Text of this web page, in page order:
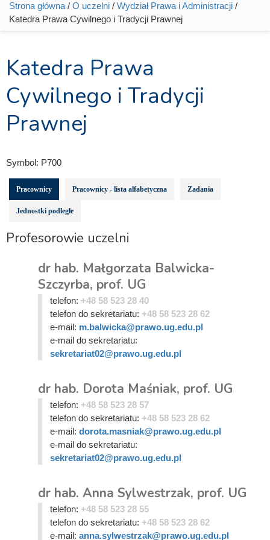
Jesteś tutaj
Strona główna / O uczelni / Wydział Prawa i Administracji /
Katedra Prawa Cywilnego i Tradycji Prawnej
Katedra Prawa
Cywilnego i Tradycji
Prawnej
Symbol: P700
Pracownicy Pracownicy - lista alfabetyczna Zadania
Jednostki podległe
Profesorowie uczelni
dr hab. Małgorzata Balwicka-
Szczyrba, prof. UG
telefon: +48 58 523 28 40
telefon do sekretariatu: +48 58 523 28 62
e-mail: m.balwicka@prawo.ug.edu.pl
e-mail do sekretariatu:
sekretariat02@prawo.ug.edu.pl
dr hab. Dorota Maśniak, prof. UG
telefon: +48 58 523 28 57
telefon do sekretariatu: +48 58 523 28 62
e-mail: dorota.masniak@prawo.ug.edu.pl
e-mail do sekretariatu:
sekretariat02@prawo.ug.edu.pl
dr hab. Anna Sylwestrzak, prof. UG
telefon: +48 58 523 28 55
telefon do sekretariatu: +48 58 523 28 62
e-mail: anna.sylwestrzak@prawo.ug.edu.pl